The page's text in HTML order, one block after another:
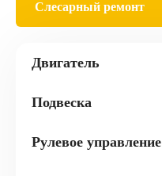
Двигатель
Подвеска
Рулевое управление